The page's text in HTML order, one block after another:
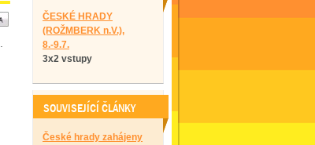
ČESKÉ HRADY
(ROŽMBERK n.V.),
8.-9.7.
3x2 vstupy
SOUVISEJÍCÍ ČLÁNKY
České hrady zahájeny